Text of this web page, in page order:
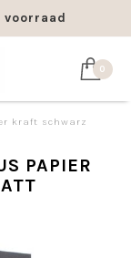
0
kraft schwarz
PAPIER